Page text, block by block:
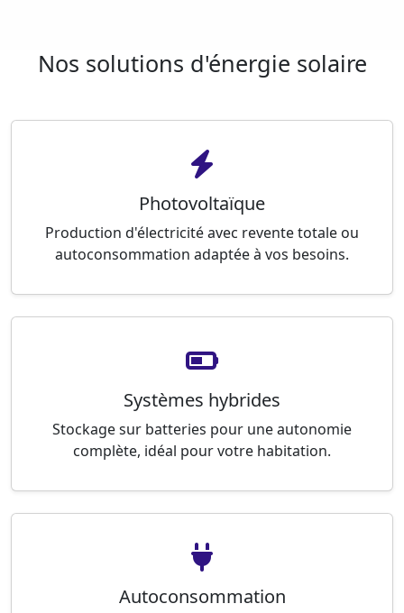
Nos solutions d'énergie solaire
Photovoltaïque
Production d'électricité avec revente totale ou
autoconsommation adaptée à vos besoins.
Systèmes hybrides
Stockage sur batteries pour une autonomie
complète, idéal pour votre habitation.
Autoconsommation